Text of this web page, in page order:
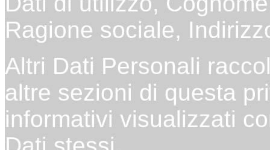
Ragione sociale,
Altri Dati Personali
altre sezioni di questa
informativi visualizzati